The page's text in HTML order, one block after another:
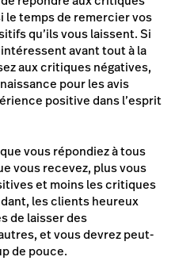
le temps de remercier vos
qu’ils vous laissent. Si
avant tout à la
aux critiques négatives,
pour les avis
positive dans l’esprit
vous répondiez à tous
vous recevez, plus vous
et moins les critiques
les clients heureux
de laisser des
et vous devrez peut-
de pouce.